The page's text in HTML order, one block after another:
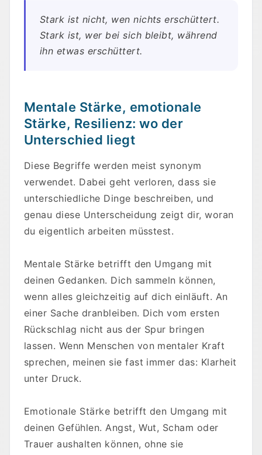
Stark ist nicht, wen nichts erschüttert.
Stark ist, wer bei sich bleibt, während
ihn etwas erschüttert.
Mentale Stärke, emotionale
Stärke, Resilienz: wo der
Unterschied liegt
Diese Begriffe werden meist synonym
verwendet. Dabei geht verloren, dass sie
unterschiedliche Dinge beschreiben, und
genau diese Unterscheidung zeigt dir, woran
du eigentlich arbeiten müsstest.
Mentale Stärke betrifft den Umgang mit
deinen Gedanken. Dich sammeln können,
wenn alles gleichzeitig auf dich einläuft. An
einer Sache dranbleiben. Dich vom ersten
Rückschlag nicht aus der Spur bringen
lassen. Wenn Menschen von mentaler Kraft
sprechen, meinen sie fast immer das: Klarheit
unter Druck.
Emotionale Stärke betrifft den Umgang mit
deinen Gefühlen. Angst, Wut, Scham oder
Trauer aushalten können, ohne sie